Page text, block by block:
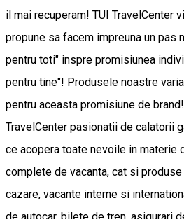
il mai recuperam! TUI TravelCenter
propune sa facem impreuna un pas
pentru toti" inspre promisiunea
pentru tine"! Produsele noastre
pentru aceasta promisiune de
TravelCenter pasionatii de calatorii
ce acopera toate nevoile in materie
complete de vacanta, cat si
cazare, vacante interne si
de autocar, bilete de tren, asigurari